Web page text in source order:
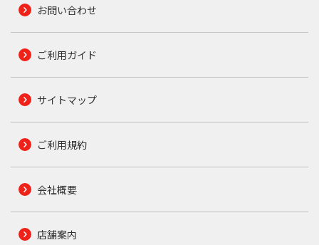
お問い合わせ
ご利用ガイド
サイトマップ
ご利用規約
会社概要
店舗案内